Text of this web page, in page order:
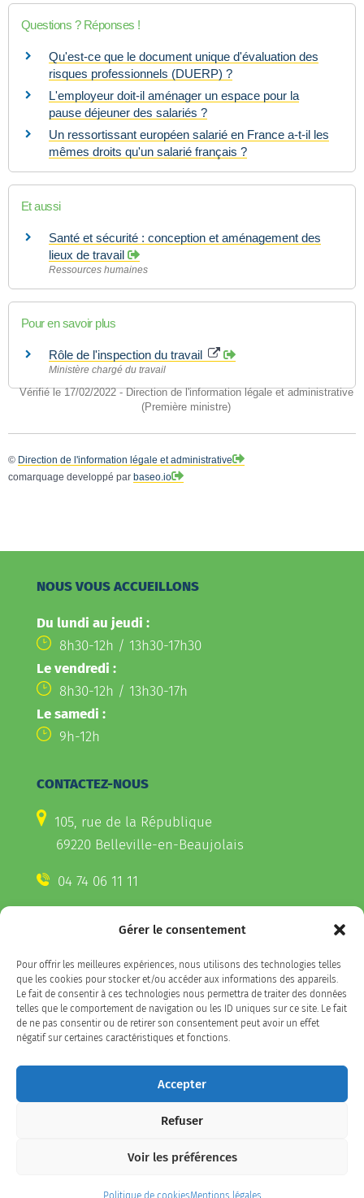
Gérer le consentement
Pour offrir les meilleures expériences, nous utilisons des technologies telles
que les cookies pour stocker et/ou accéder aux informations des appareils.
Le fait de consentir à ces technologies nous permettra de traiter des données
telles que le comportement de navigation ou les ID uniques sur ce site. Le fait
de ne pas consentir ou de retirer son consentement peut avoir un effet
négatif sur certaines caractéristiques et fonctions.
Accepter
Refuser
Voir les préférences
Politique de cookiesMentions légales
Vérifié le 17/02/2022 - Direction de l'information légale et administrative
(Première ministre)
Questions ? Réponses !
Qu'est-ce que le document unique d'évaluation des
risques professionnels (DUERP) ?
L'employeur doit-il aménager un espace pour la
pause déjeuner des salariés ?
Un ressortissant européen salarié en France a-t-il les
mêmes droits qu'un salarié français ?
Et aussi
Santé et sécurité : conception et aménagement des
lieux de travail
Ressources humaines
Pour en savoir plus
Rôle de l'inspection du travail
Ministère chargé du travail
© Direction de l'information légale et administrative
comarquage developpé par baseo.io
NOUS VOUS ACCUEILLONS
Du lundi au jeudi :
8h30-12h / 13h30-17h30
Le vendredi :
8h30-12h / 13h30-17h
Le samedi :
9h-12h
CONTACTEZ-NOUS
105, rue de la République
69220 Belleville-en-Beaujolais
04 74 06 11 11
CONTACTEZ-NOUS
Télécharger l'appli Belleville
sur votre smartphone
Instagram